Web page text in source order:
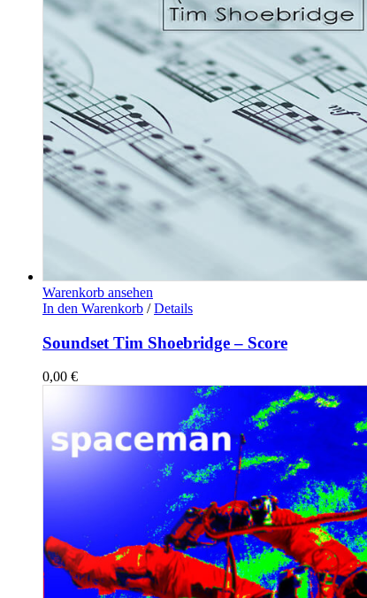
Warenkorb ansehen
In den Warenkorb / Details
Soundset Tim Shoebridge – Score
0,00 €